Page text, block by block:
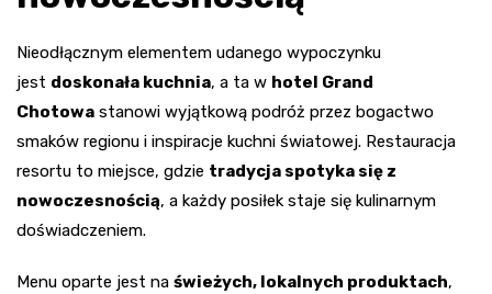
Nieodłącznym elementem udanego wypoczynku
jest doskonała kuchnia, a ta w hotel Grand
Chotowa stanowi wyjątkową podróż przez bogactwo
smaków regionu i inspiracje kuchni światowej. Restauracja
resortu to miejsce, gdzie tradycja spotyka się z
nowoczesnością, a każdy posiłek staje się kulinarnym
doświadczeniem.
Menu oparte jest na świeżych, lokalnych produktach,